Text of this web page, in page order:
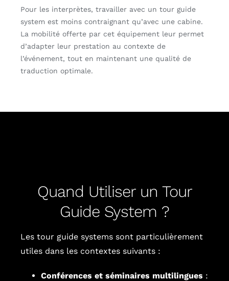
Pour les interprètes, travailler avec un tour guide
system est moins contraignant qu’avec une cabine.
La mobilité offerte par cet équipement leur permet
d’adapter leur prestation au contexte de
l’événement, tout en maintenant une qualité de
traduction optimale.
Quand Utiliser un Tour
Guide System ?
Les tour guide systems sont particulièrement
utiles dans les contextes suivants :
Conférences et séminaires multilingues :